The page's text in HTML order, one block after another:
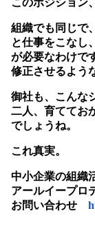
このポジション
組織でも同じで
と仕事をこなし
が必要なわけで
修正させるよう
御社も、こんな
二人、育ててお
でしょうね。
これ真実。
中小企業の組織
アールイープロ
お問い合わせ